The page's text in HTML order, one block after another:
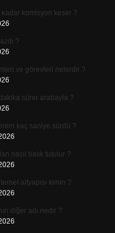
kadar komisyon keser ?
?
ve görevleri nelerdir ?
sürer arabayla ?
kaç saniye sürdü ?
nasıl balık tutulur ?
altyapısı kimin ?
diğer adı nedir ?